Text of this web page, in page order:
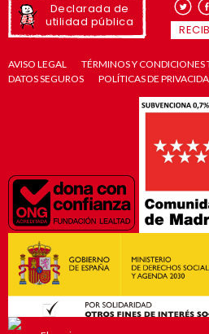
Declarada de
utilidad pública
AVISO LEGAL
TÉRMINOS Y CONDICIONES
DATOS SEGUROS
POLÍTICAS DE